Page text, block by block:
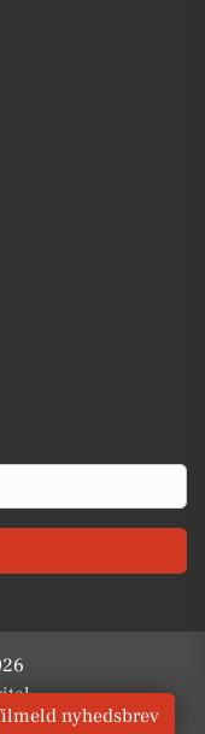
nyhedsbrev